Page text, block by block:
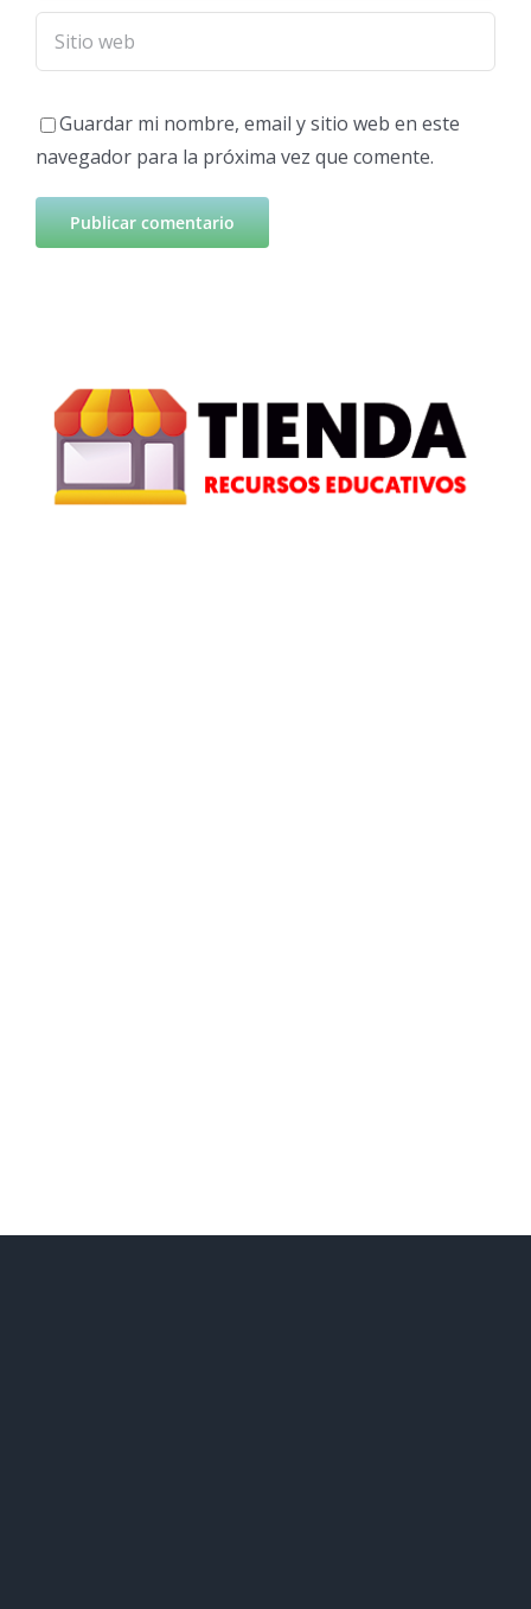
Guardar mi nombre, email y sitio web en este
navegador para la próxima vez que comente.